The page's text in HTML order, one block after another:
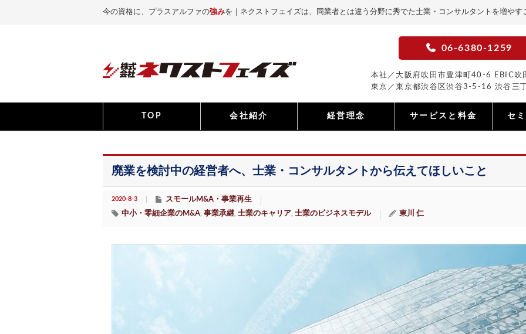
今の資格に、プラスアルファの強みを｜ネクストフェイズは、同業者とは違う分野に秀でた士業・コンサルタントを増や
06-6380-1259
本社／大阪府吹田市豊津町40-6 EBIC吹
東京／東京都渋谷区渋谷3-5-16 渋谷三
TOP 会社紹介 経営理念 サービスと料金 セ
廃業を検討中の経営者へ、士業・コンサルタントから伝えてほしいこと
2020-8-3
スモールM&A・事業再生
中小・零細企業のM&A 事業承継 士業のキャリア 士業のビジネスモデル 東川 仁